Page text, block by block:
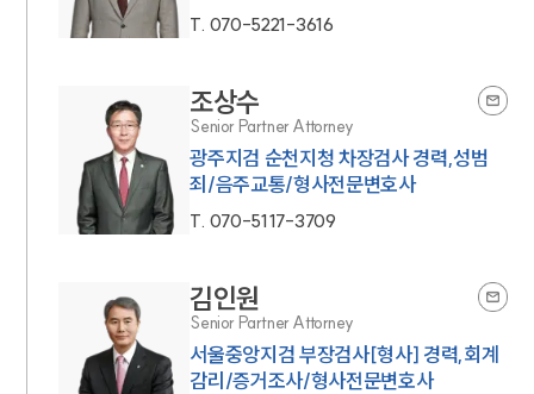
T. 070-5221-3616
조상수
Senior Partner Attorney
광주지검 순천지청 차장검사 경력,성범
죄/음주교통/형사전문변호사
T. 070-5117-3709
김인원
Senior Partner Attorney
서울중앙지검 부장검사[형사] 경력,회계
감리/증거조사/형사전문변호사